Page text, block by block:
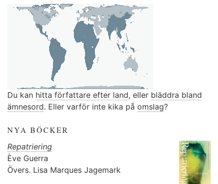
Du kan hitta författare efter land, eller bläddra bland
ämnesord. Eller varför inte kika på omslag?
NYA BÖCKER
Repatriering
Ève Guerra
Övers. Lisa Marques Jagemark